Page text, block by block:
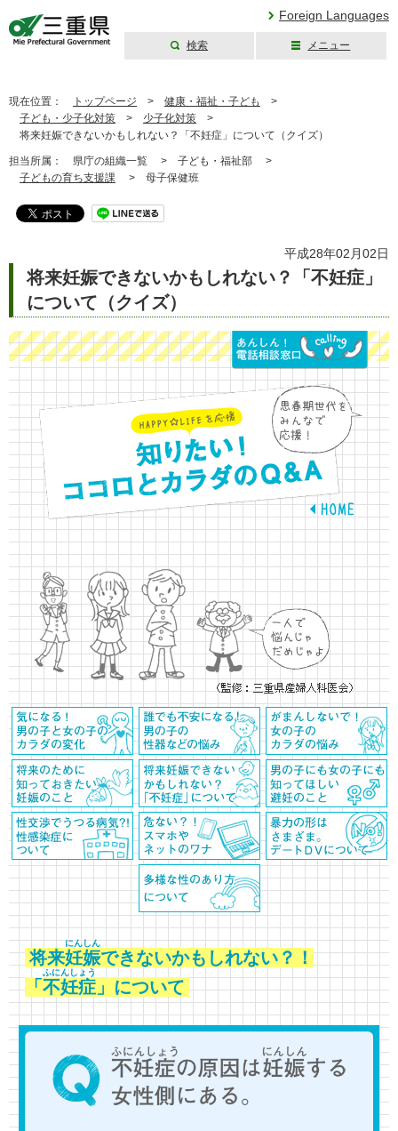
Foreign Languages
検索 メニュー
現在位置： トップページ > 健康・福祉・子ども
>
子ども・少子化対策 > 少子化対策 >
将来妊娠できないかもしれない？「不妊症」について（クイズ）
担当所属： 県庁の組織一覧 > 子ども・福祉部 >
子どもの育ち支援課 > 母子保健班
平成28年02月02日
将来妊娠できないかもしれない？「不妊症」
について（クイズ）
将来妊娠
にんしん
できないかもしれない？！
「 不妊症
ふにんしょう
」について